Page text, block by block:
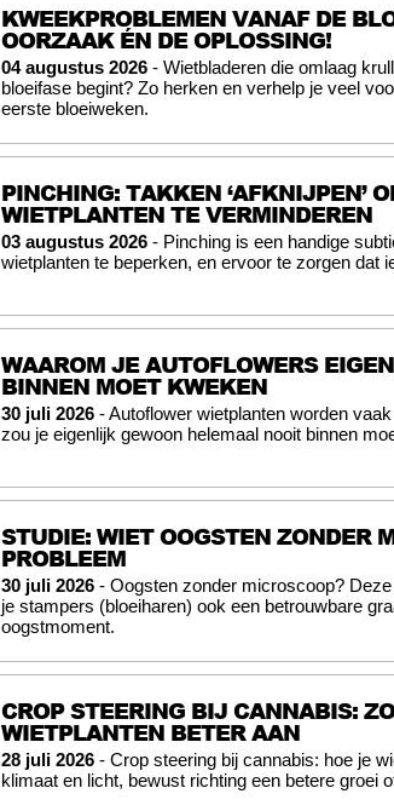
KWEEKPROBLEMEN VANAF DE
OORZAAK ÉN DE OPLOSSING!
04 augustus 2026 - Wietbladeren die omlaag
bloeifase begint? Zo herken en verhelp je veel
eerste bloeiweken.
PINCHING: TAKKEN ‘AFKNIJPEN’
WIETPLANTEN TE VERMINDEREN
03 augustus 2026 - Pinching is een handige
wietplanten te beperken, en ervoor te zorgen dat
WAAROM JE AUTOFLOWERS
BINNEN MOET KWEKEN
30 juli 2026 - Autoflower wietplanten worden
zou je eigenlijk gewoon helemaal nooit binnen
STUDIE: WIET OOGSTEN ZONDER
PROBLEEM
30 juli 2026 - Oogsten zonder microscoop?
je stampers (bloeiharen) ook een betrouwbare
oogstmoment.
CROP STEERING BIJ CANNABIS: ZO
WIETPLANTEN BETER AAN
28 juli 2026 - Crop steering bij cannabis: hoe je
klimaat en licht, bewust richting een betere groei